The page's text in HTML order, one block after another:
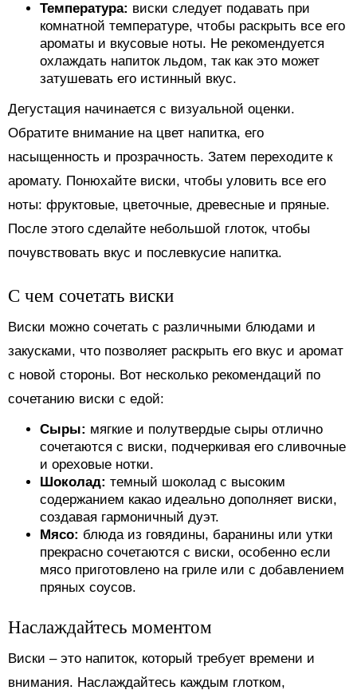
Температура: виски следует подавать при
комнатной температуре, чтобы раскрыть все его
ароматы и вкусовые ноты. Не рекомендуется
охлаждать напиток льдом, так как это может
затушевать его истинный вкус.
Дегустация начинается с визуальной оценки.
Обратите внимание на цвет напитка, его
насыщенность и прозрачность. Затем переходите к
аромату. Понюхайте виски, чтобы уловить все его
ноты: фруктовые, цветочные, древесные и пряные.
После этого сделайте небольшой глоток, чтобы
почувствовать вкус и послевкусие напитка.
С чем сочетать виски
Виски можно сочетать с различными блюдами и
закусками, что позволяет раскрыть его вкус и аромат
с новой стороны. Вот несколько рекомендаций по
сочетанию виски с едой:
Сыры: мягкие и полутвердые сыры отлично
сочетаются с виски, подчеркивая его сливочные
и ореховые нотки.
Шоколад: темный шоколад с высоким
содержанием какао идеально дополняет виски,
создавая гармоничный дуэт.
Мясо: блюда из говядины, баранины или утки
прекрасно сочетаются с виски, особенно если
мясо приготовлено на гриле или с добавлением
пряных соусов.
Наслаждайтесь моментом
Виски – это напиток, который требует времени и
внимания. Наслаждайтесь каждым глотком,